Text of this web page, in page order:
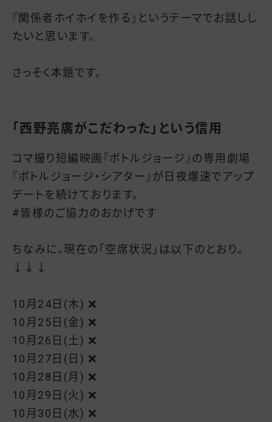
『関係者ホイホイを作る』というテーマでお話しし
たいと思います。
さっそく本題です。
「西野亮廣がこだわった」という信用
コマ撮り短編映画『ボトルジョージ』の専用劇場
『ボトルジョージ・シアター』が日夜爆速でアップ
デートを続けております。
#皆様のご協力のおかげです
ちなみに、現在の「空席状況」は以下のとおり。
↓↓↓
10月24日(木) ❌
10月25日(金) ❌
10月26日(土) ❌
10月27日(日) ❌
10月28日(月) ❌
10月29日(火) ❌
10月30日(水) ❌